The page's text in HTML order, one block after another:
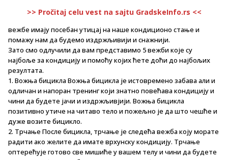
>> Pročitaj celu vest na sajtu GradskeInfo.rs <<
вежбе имају посебан утицај на наше кондиционо стање и
помажу нам да будемо издржљивији и снажнији.
Зато смо одлучили да вам представимо 5 вежби које су
најбоље за кондицију и помоћу којих ћете доћи до најбољих
резултата.
1. Вожња бицикла Вожња бицикла је истовремено забава али и
одличан и напоран тренинг који знатно повећава кондицију и
чини да будете јачи и издржљивјији. Вожња бицикла
позитивно утиче на читаво тело и пожељно је да што чешће и
дуже возите бицикло.
2. Трчање После бицикла, трчање је следећа вежба коју морате
радити ако желите да имате врхунску кондицију. Трчање
оптерећује готово све мишиће у вашем телу и чини да будете